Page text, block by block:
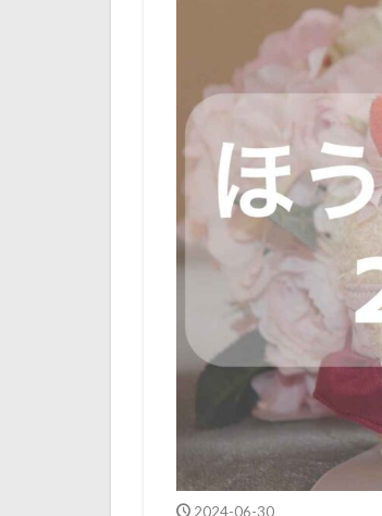
2024-06-30